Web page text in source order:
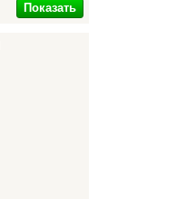
Показать